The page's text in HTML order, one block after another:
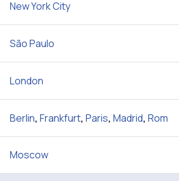
New York City
São Paulo
London
Berlin, Frankfurt, Paris, Madrid, Rom
Moscow